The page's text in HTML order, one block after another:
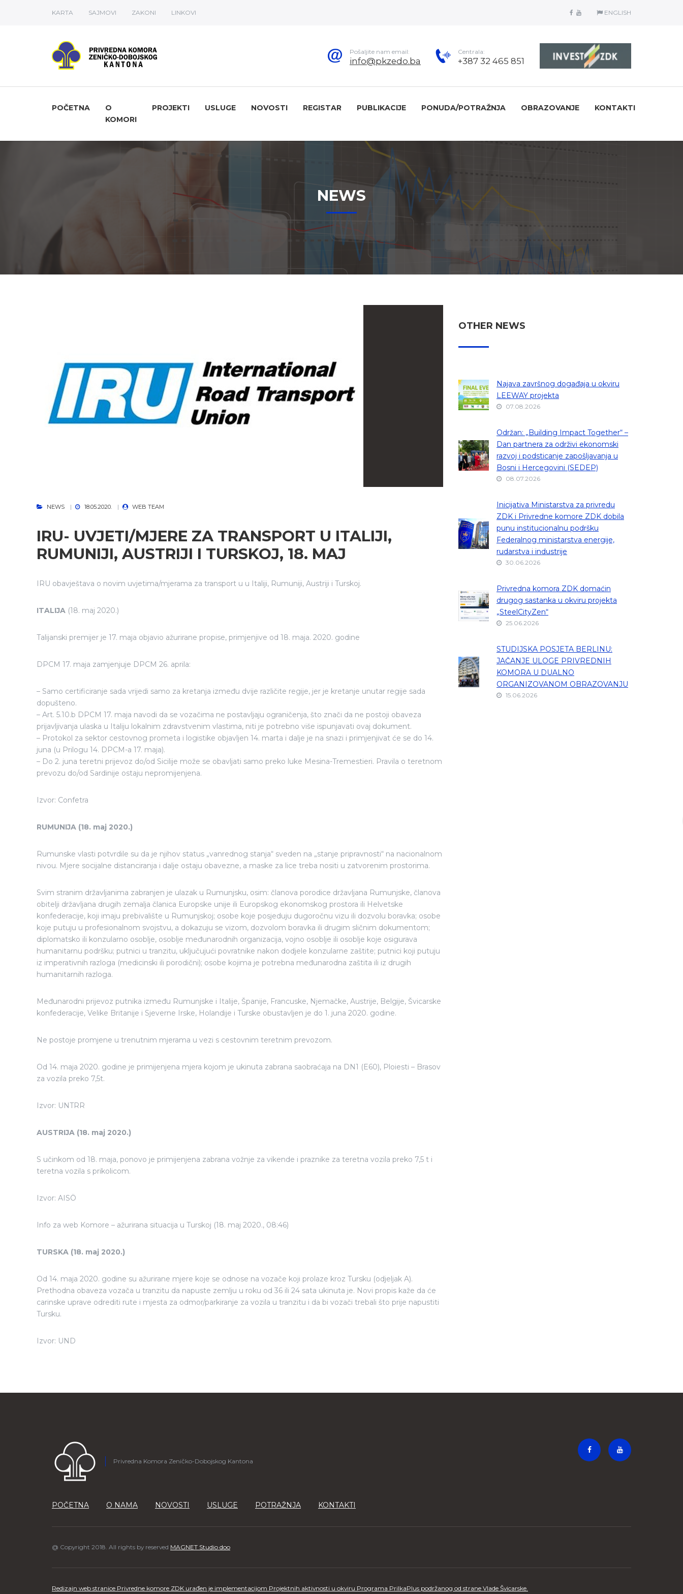
KARTA SAJMOVI ZAKONI LINKOVI ENGLISH
Pošaljite nam email:
info@pkzedo.ba
Centrala:
+387 32 465 851
POČETNA
O
KOMORI
PROJEKTI USLUGE NOVOSTI REGISTAR PUBLIKACIJE PONUDA/POTRAŽNJA OBRAZOVANJE KONTAKTI
NEWS
NEWS 18.05.2020. WEB TEAM
IRU- UVJETI/MJERE ZA TRANSPORT U ITALIJI,
RUMUNIJI, AUSTRIJI I TURSKOJ, 18. MAJ
IRU obavještava o novim uvjetima/mjerama za transport u u Italiji, Rumuniji, Austriji i Turskoj.
ITALIJA (18. maj 2020.)
Talijanski premijer je 17. maja objavio ažurirane propise, primjenjive od 18. maja. 2020. godine
DPCM 17. maja zamjenjuje DPCM 26. aprila:
– Samo certificiranje sada vrijedi samo za kretanja između dvije različite regije, jer je kretanje unutar regije sada
dopušteno.
– Art. 5.10.b DPCM 17. maja navodi da se vozačima ne postavljaju ograničenja, što znači da ne postoji obaveza
prijavljivanja ulaska u Italiju lokalnim zdravstvenim vlastima, niti je potrebno više ispunjavati ovaj dokument.
– Protokol za sektor cestovnog prometa i logistike objavljen 14. marta i dalje je na snazi i primjenjivat će se do 14.
juna (u Prilogu 14. DPCM-a 17. maja).
– Do 2. juna teretni prijevoz do/od Sicilije može se obavljati samo preko luke Mesina-Tremestieri. Pravila o teretnom
prevozu do/od Sardinije ostaju nepromijenjena.
Izvor: Confetra
RUMUNIJA (18. maj 2020.)
Rumunske vlasti potvrdile su da je njihov status „vanrednog stanja“ sveden na „stanje pripravnosti“ na nacionalnom
nivou. Mjere socijalne distanciranja i dalje ostaju obavezne, a maske za lice treba nositi u zatvorenim prostorima.
Svim stranim državljanima zabranjen je ulazak u Rumunjsku, osim: članova porodice državljana Rumunjske, članova
obitelji državljana drugih zemalja članica Europske unije ili Europskog ekonomskog prostora ili Helvetske
konfederacije, koji imaju prebivalište u Rumunjskoj; osobe koje posjeduju dugoročnu vizu ili dozvolu boravka; osobe
koje putuju u profesionalnom svojstvu, a dokazuju se vizom, dozvolom boravka ili drugim sličnim dokumentom;
diplomatsko ili konzularno osoblje, osoblje međunarodnih organizacija, vojno osoblje ili osoblje koje osigurava
humanitarnu podršku; putnici u tranzitu, uključujući povratnike nakon dodjele konzularne zaštite; putnici koji putuju
iz imperativnih razloga (medicinski ili porodični); osobe kojima je potrebna međunarodna zaštita ili iz drugih
humanitarnih razloga.
Međunarodni prijevoz putnika između Rumunjske i Italije, Španije, Francuske, Njemačke, Austrije, Belgije, Švicarske
konfederacije, Velike Britanije i Sjeverne Irske, Holandije i Turske obustavljen je do 1. juna 2020. godine.
Ne postoje promjene u trenutnim mjerama u vezi s cestovnim teretnim prevozom.
Od 14. maja 2020. godine je primijenjena mjera kojom je ukinuta zabrana saobraćaja na DN1 (E60), Ploiesti – Brasov
za vozila preko 7,5t.
Izvor: UNTRR
AUSTRIJA (18. maj 2020.)
S učinkom od 18. maja, ponovo je primijenjena zabrana vožnje za vikende i praznike za teretna vozila preko 7,5 t i
teretna vozila s prikolicom.
Izvor: AISÖ
Info za web Komore – ažurirana situacija u Turskoj (18. maj 2020., 08:46)
TURSKA (18. maj 2020.)
Od 14. maja 2020. godine su ažurirane mjere koje se odnose na vozače koji prolaze kroz Tursku (odjeljak A).
Prethodna obaveza vozača u tranzitu da napuste zemlju u roku od 36 ili 24 sata ukinuta je. Novi propis kaže da će
carinske uprave odrediti rute i mjesta za odmor/parkiranje za vozila u tranzitu i da bi vozači trebali što prije napustiti
Tursku.
Izvor: UND
OTHER NEWS
Najava završnog događaja u okviru
LEEWAY projekta
07.08.2026
Održan: „Building Impact Together“ –
Dan partnera za održivi ekonomski
razvoj i podsticanje zapošljavanja u
Bosni i Hercegovini (SEDEP)
08.07.2026
Inicijativa Ministarstva za privredu
ZDK i Privredne komore ZDK dobila
punu institucionalnu podršku
Federalnog ministarstva energije,
rudarstva i industrije
30.06.2026
Privredna komora ZDK domaćin
drugog sastanka u okviru projekta
„SteelCityZen“
25.06.2026
STUDIJSKA POSJETA BERLINU:
JAČANJE ULOGE PRIVREDNIH
KOMORA U DUALNO
ORGANIZOVANOM OBRAZOVANJU
15.06.2026
Privredna Komora Zeničko-Dobojskog Kantona
POČETNA O NAMA NOVOSTI USLUGE POTRAŽNJA KONTAKTI
@ Copyright 2018. All rights by reserved MAGNET Studio doo
Redizajn web stranice Privredne komore ZDK urađen je implementacijom Projektnih aktivnosti u okviru Programa PrilkaPlus podržanog od strane Vlade Švicarske.